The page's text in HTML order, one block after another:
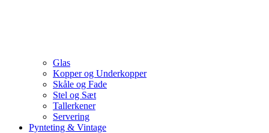
Glas
Kopper og Underkopper
Skåle og Fade
Stel og Sæt
Tallerkener
Servering
Pynteting & Vintage